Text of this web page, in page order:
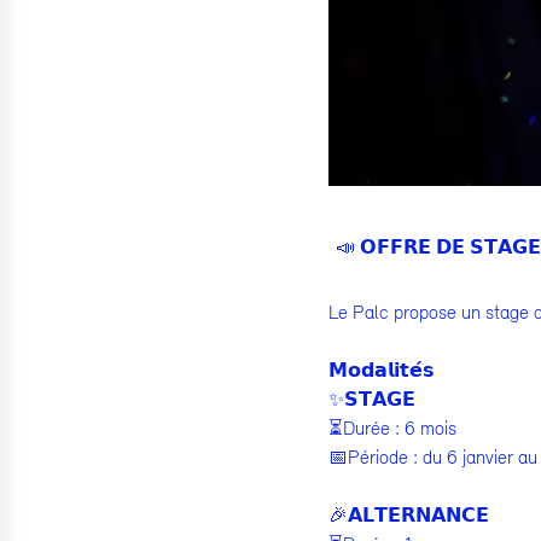
📣 𝗢𝗙𝗙𝗥𝗘 𝗗𝗘
Le Palc propose un stage
𝗠𝗼𝗱𝗮𝗹𝗶𝘁𝗲́𝘀
✨𝗦𝗧𝗔𝗚𝗘
⏳Durée : 6 mois
📅Période : du 6 janvier
🎉𝗔𝗟𝗧𝗘𝗥𝗡𝗔𝗡𝗖𝗘